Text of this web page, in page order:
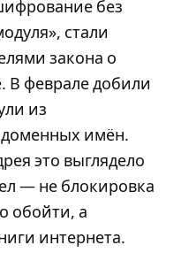
без
стали
закона о
В феврале добили
из
имён.
это выглядело
— не блокировка
обойти, а
интернета.